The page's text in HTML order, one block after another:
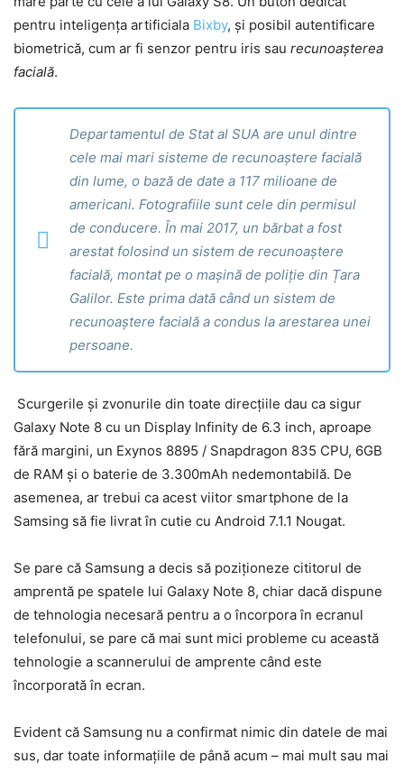
pentru inteligența artificiala Bixby, și posibil autentificare
biometrică, cum ar fi senzor pentru iris sau recunoașterea
facială.
Departamentul de Stat al SUA are unul dintre
cele mai mari sisteme de recunoaștere facială
din lume, o bază de date a 117 milioane de
americani. Fotografiile sunt cele din permisul
de conducere. În mai 2017, un bărbat a fost
arestat folosind un sistem de recunoaștere
facială, montat pe o mașină de poliție din Țara
Galilor. Este prima dată când un sistem de
recunoaștere facială a condus la arestarea unei
persoane.
Scurgerile și zvonurile din toate direcțiile dau ca sigur
Galaxy Note 8 cu un Display Infinity de 6.3 inch, aproape
fără margini, un Exynos 8895 / Snapdragon 835 CPU, 6GB
de RAM și o baterie de 3.300mAh nedemontabilă. De
asemenea, ar trebui ca acest viitor smartphone de la
Samsing să fie livrat în cutie cu Android 7.1.1 Nougat.
Se pare că Samsung a decis să poziționeze cititorul de
amprentă pe spatele lui Galaxy Note 8, chiar dacă dispune
de tehnologia necesară pentru a o încorpora în ecranul
telefonului, se pare că mai sunt mici probleme cu această
tehnologie a scannerului de amprente când este
încorporată în ecran.
Evident că Samsung nu a confirmat nimic din datele de mai
sus, dar toate informațiile de până acum – mai mult sau mai